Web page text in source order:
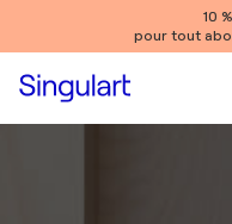
10
pour tout